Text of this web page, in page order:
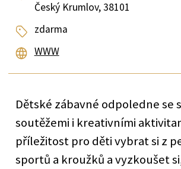
Český Krumlov, 38101
zdarma
WWW
Dětské zábavné odpoledne se
soutěžemi i kreativními
příležitost pro děti vybrat si z
sportů a kroužků a vyzkoušet